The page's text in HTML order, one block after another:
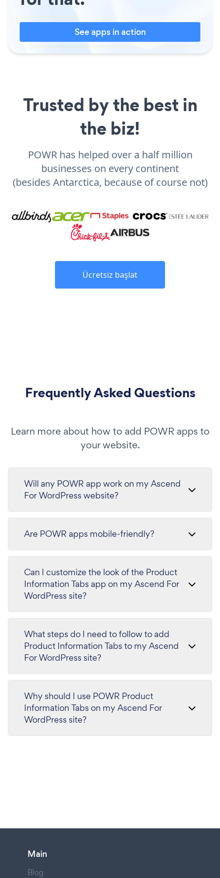
See apps in action
Trusted by the best in
the biz!
POWR has helped over a half million
businesses on every continent
(besides Antarctica, because of course not)
Ücretsiz başlat
Frequently Asked Questions
Learn more about how to add POWR apps to
your website.
Will any POWR app work on my Ascend
For WordPress website?
Are POWR apps mobile-friendly?
Can I customize the look of the Product
Information Tabs app on my Ascend For
WordPress site?
What steps do I need to follow to add
Product Information Tabs to my Ascend
For WordPress site?
Why should I use POWR Product
Information Tabs on my Ascend For
WordPress site?
Main
Blog